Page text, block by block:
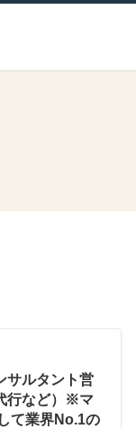
サルタント営
行など）※マ
て業界No.1の